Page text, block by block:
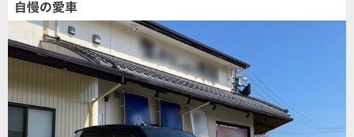
自慢の愛車